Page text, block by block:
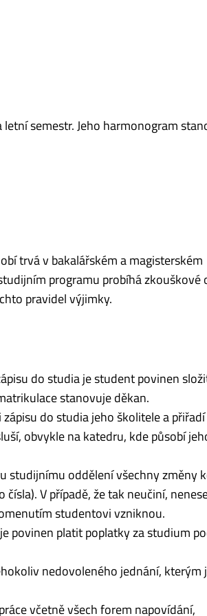
semestr. Jeho harmonogram
trvá v bakalářském a magisterském
programu probíhá zkouškové
pravidel výjimky.
do studia je student po­vi­nen
stanovuje děkan.
do studia jeho školitele a přiřadí
obvykle na katedru, kde působí
studijnímu oddělení všechny
V pří­padě, že tak neučiní,
studentovi vzniknou.
povinen platit poplatky za studium
nedovoleného jednání, kterým
včetně všech forem napovídání,